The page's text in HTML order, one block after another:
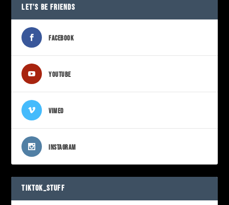
LET’S BE FRIENDS
FACEBOOK
YOUTUBE
VIMEO
INSTAGRAM
TIKTOK_STUFF